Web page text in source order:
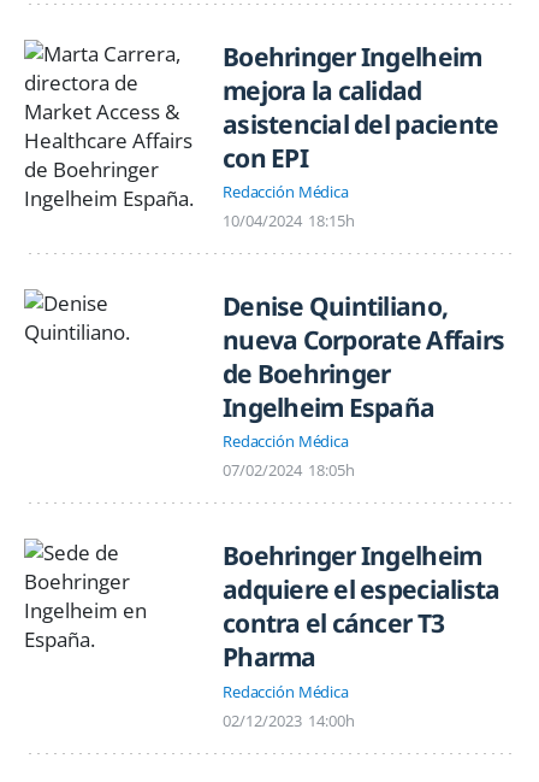
Boehringer Ingelheim
mejora la calidad
asistencial del paciente
con EPI
Redacción Médica
10/04/2024 18:15h
Denise Quintiliano,
nueva Corporate Affairs
de Boehringer
Ingelheim España
Redacción Médica
07/02/2024 18:05h
Boehringer Ingelheim
adquiere el especialista
contra el cáncer T3
Pharma
Redacción Médica
02/12/2023 14:00h